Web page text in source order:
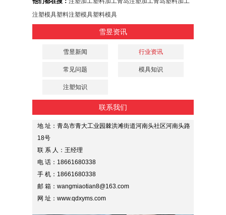
注塑模具塑料注塑模具塑料模具
雪昱资讯
雪昱新闻 行业资讯
常见问题 模具知识
注塑知识
联系我们
地 址：青岛市青大工业园棘洪滩街道河南头社区河南头路
18号
联 系 人：王经理
电 话：18661680338
手 机：18661680338
邮 箱：wangmiaotian8@163.com
网 址：www.qdxyms.com